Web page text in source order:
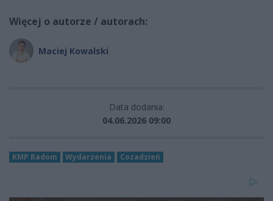
Więcej o autorze / autorach:
Maciej Kowalski
Data dodania:
04.06.2026 09:00
KMP Radom Wydarzenia Cozadzień